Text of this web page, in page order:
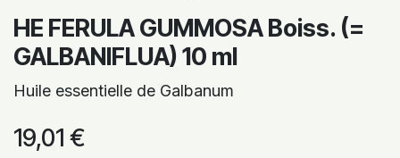
HE FERULA GUMMOSA Boiss. (=
GALBANIFLUA) 10 ml
Huile essentielle de Galbanum
19,01 €